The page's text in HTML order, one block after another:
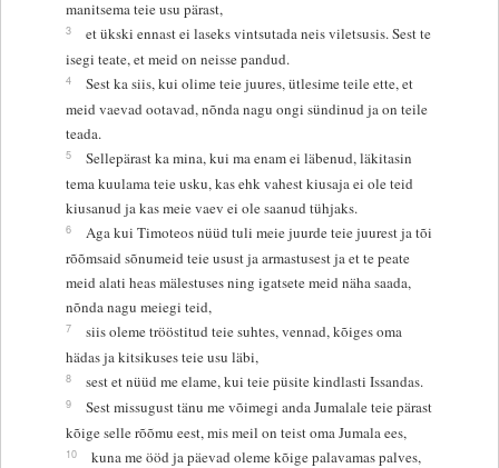
manitsema teie usu pärast,
3
et ükski ennast ei laseks vintsutada neis viletsusis. Sest te
isegi teate, et meid on neisse pandud.
4
Sest ka siis, kui olime teie juures, ütlesime teile ette, et
meid vaevad ootavad, nõnda nagu ongi sündinud ja on teile
teada.
5
Sellepärast ka mina, kui ma enam ei läbenud, läkitasin
tema kuulama teie usku, kas ehk vahest kiusaja ei ole teid
kiusanud ja kas meie vaev ei ole saanud tühjaks.
6
Aga kui Timoteos nüüd tuli meie juurde teie juurest ja tõi
rõõmsaid sõnumeid teie usust ja armastusest ja et te peate
meid alati heas mälestuses ning igatsete meid näha saada,
nõnda nagu meiegi teid,
7
siis oleme trööstitud teie suhtes, vennad, kõiges oma
hädas ja kitsikuses teie usu läbi,
8 sest et nüüd me elame, kui teie püsite kindlasti Issandas.
9
Sest missugust tänu me võimegi anda Jumalale teie pärast
kõige selle rõõmu eest, mis meil on teist oma Jumala ees,
10
kuna me ööd ja päevad oleme kõige palavamas palves,